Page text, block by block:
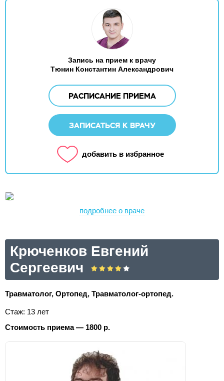
Запись на прием к врачу
Тюнин Константин Александрович
РАСПИСАНИЕ ПРИЕМА
ЗАПИСАТЬСЯ К ВРАЧУ
добавить в избранное
подробнее о враче
Крюченков Евгений
Сергеевич
Травматолог, Ортопед, Травматолог-ортопед.
Стаж: 13 лет
Стоимость приема — 1800 р.